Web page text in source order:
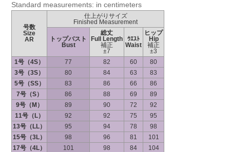
Standard measurements: in centimeters
号数
Size
AR
仕上がりサイズ
Finished Measurement
トップバスト
Bust
総丈
Full Length
補正
±7
ｳｴｽﾄ
Waist
ヒップ
Hip
補正
±3
1号（4S）
77 82 60
80
3号（3S）
80 84 63
83
5号（SS）
83 86 66
86
7号（S）
86 88 69
89
9号（M）
89 90 72
92
11号（L）
92 92 75
95
13号（LL）
95 94 78
98
15号（3L）
98 96 81
101
17号（4L）
101 98 84
104